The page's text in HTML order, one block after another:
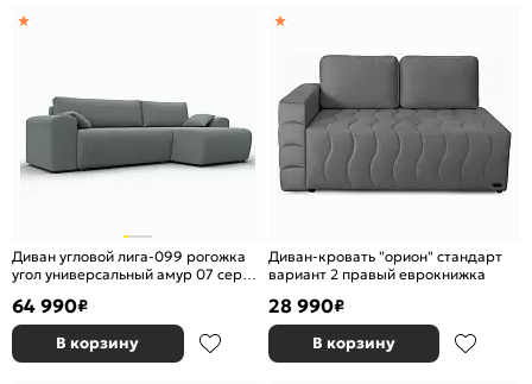
Диван угловой лига-099 рогожка
угол универсальный амур 07 серый
64 990₽
В корзину
Диван-кровать "орион" стандарт
вариант 2 правый еврокнижка
28 990₽
В корзину